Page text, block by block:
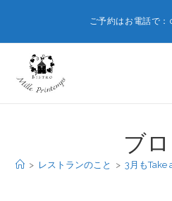
ご予約はお電話で
ブ
> レストランのこと > 3月もTake